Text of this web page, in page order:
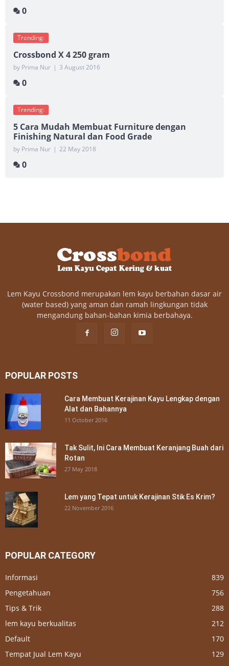
0
Trending:
Crossbond X 4 250 gram
by Prima Nur | 3 August 2016
0
Trending:
5 Cara Mudah Membuat Furniture dengan
Finishing Natural dan Food Grade
by Prima Nur | 22 May 2018
0
Lem Kayu Crossbond merupakan lem kayu berbahan dasar air
(water based) yang aman dan ramah lingkungan tidak
mengandung bahan-bahan kimia berbahaya.
POPULAR POSTS
Cara Membuat Kerajinan Kayu Lengkap dengan
Alat dan Bahannya
11 October 2016
Tak Sulit, Ini Cara Membuat Keranjang Buah dari
Rotan
27 May 2018
Lem yang Tepat untuk Kerajinan Stik Es Krim?
22 November 2016
POPULAR CATEGORY
Informasi
839
Pengetahuan
756
Tips & Trik
288
lem kayu berkualitas
212
Default
170
Tempat Jual Lem Kayu
129